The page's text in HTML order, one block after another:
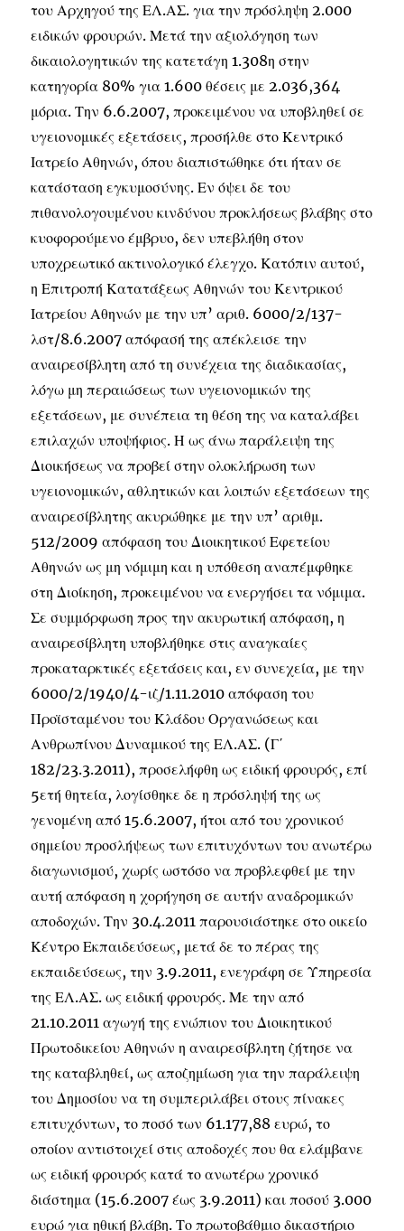
του Αρχηγού της ΕΛ.ΑΣ. για την πρόσληψη 2.000
ειδικών φρουρών. Μετά την αξιολόγηση των
δικαιολογητικών της κατετάγη 1.308η στην
κατηγορία 80% για 1.600 θέσεις με 2.036,364
μόρια. Την 6.6.2007, προκειμένου να υποβληθεί σε
υγειονομικές εξετάσεις, προσήλθε στο Κεντρικό
Ιατρείο Αθηνών, όπου διαπιστώθηκε ότι ήταν σε
κατάσταση εγκυμοσύνης. Εν όψει δε του
πιθανολογουμένου κινδύνου προκλήσεως βλάβης στο
κυοφορούμενο έμβρυο, δεν υπεβλήθη στον
υποχρεωτικό ακτινολογικό έλεγχο. Κατόπιν αυτού,
η Επιτροπή Κατατάξεως Αθηνών του Κεντρικού
Ιατρείου Αθηνών με την υπ’ αριθ. 6000/2/137-
λστ/8.6.2007 απόφασή της απέκλεισε την
αναιρεσίβλητη από τη συνέχεια της διαδικασίας,
λόγω μη περαιώσεως των υγειονομικών της
εξετάσεων, με συνέπεια τη θέση της να καταλάβει
επιλαχών υποψήφιος. Η ως άνω παράλειψη της
Διοικήσεως να προβεί στην ολοκλήρωση των
υγειονομικών, αθλητικών και λοιπών εξετάσεων της
αναιρεσίβλητης ακυρώθηκε με την υπ’ αριθμ.
512/2009 απόφαση του Διοικητικού Εφετείου
Αθηνών ως μη νόμιμη και η υπόθεση αναπέμφθηκε
στη Διοίκηση, προκειμένου να ενεργήσει τα νόμιμα.
Σε συμμόρφωση προς την ακυρωτική απόφαση, η
αναιρεσίβλητη υποβλήθηκε στις αναγκαίες
προκαταρκτικές εξετάσεις και, εν συνεχεία, με την
6000/2/1940/4-ιζ/1.11.2010 απόφαση του
Προϊσταμένου του Κλάδου Οργανώσεως και
Ανθρωπίνου Δυναμικού της ΕΛ.ΑΣ. (Γ΄
182/23.3.2011), προσελήφθη ως ειδική φρουρός, επί
5ετή θητεία, λογίσθηκε δε η πρόσληψή της ως
γενομένη από 15.6.2007, ήτοι από του χρονικού
σημείου προσλήψεως των επιτυχόντων του ανωτέρω
διαγωνισμού, χωρίς ωστόσο να προβλεφθεί με την
αυτή απόφαση η χορήγηση σε αυτήν αναδρομικών
αποδοχών. Την 30.4.2011 παρουσιάστηκε στο οικείο
Κέντρο Εκπαιδεύσεως, μετά δε το πέρας της
εκπαιδεύσεως, την 3.9.2011, ενεγράφη σε Υπηρεσία
της ΕΛ.ΑΣ. ως ειδική φρουρός. Με την από
21.10.2011 αγωγή της ενώπιον του Διοικητικού
Πρωτοδικείου Αθηνών η αναιρεσίβλητη ζήτησε να
της καταβληθεί, ως αποζημίωση για την παράλειψη
του Δημοσίου να τη συμπεριλάβει στους πίνακες
επιτυχόντων, το ποσό των 61.177,88 ευρώ, το
οποίον αντιστοιχεί στις αποδοχές που θα ελάμβανε
ως ειδική φρουρός κατά το ανωτέρω χρονικό
διάστημα (15.6.2007 έως 3.9.2011) και ποσού 3.000
ευρώ για ηθική βλάβη. Το πρωτοβάθμιο δικαστήριο